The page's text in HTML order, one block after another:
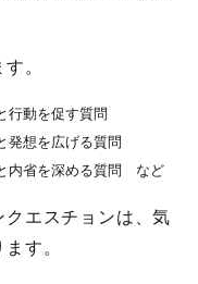
。
行動を促す質問
発想を広げる質問
内省を深める質問 など
エスチョンは、気
す。